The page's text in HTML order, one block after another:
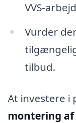
VVS-
Vurder
tilbud.
At investere i
montering